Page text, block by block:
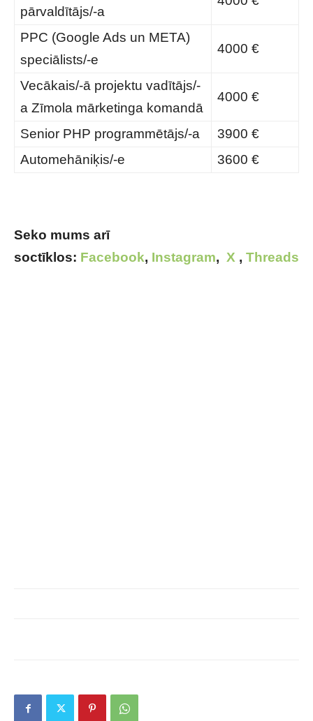
pārvaldītājs/-a
PPC (Google Ads un META)
speciālists/-e
4000 €
Vecākais/-ā projektu vadītājs/-
a Zīmola mārketinga komandā
4000 €
Senior PHP programmētājs/-a
3900 €
Automehāniķis/-e
3600 €
Seko mums arī
soctīklos: Facebook, Instagram, X , Threads